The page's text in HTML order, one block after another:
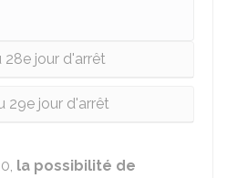
28e jour d'arrêt
29e jour d'arrêt
la possibilité de